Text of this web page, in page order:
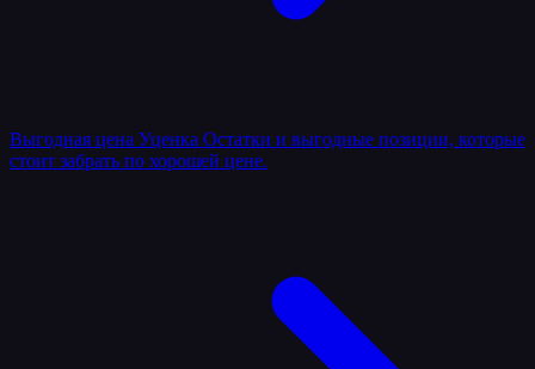
Выгодная цена Уценка Остатки и выгодные позиции, которые
стоит забрать по хорошей цене.